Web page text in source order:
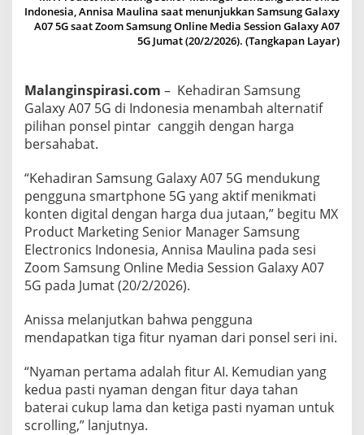
,
S
a
s
u
n
a
l
a
x
y
A
5
P
a
s
Indonesia, Annisa Maulina saat menunjukkan Samsung Galaxy
A07 5G saat Zoom Samsung Online Media Session Galaxy A07
5G Jumat (20/2/2026). (Tangkapan Layar)
Malanginspirasi.com – Kehadiran Samsung
Galaxy A07 5G di Indonesia menambah alternatif
pilihan ponsel pintar canggih dengan harga
bersahabat.
“Kehadiran Samsung Galaxy A07 5G mendukung
pengguna smartphone 5G yang aktif menikmati
konten digital dengan harga dua jutaan,” begitu MX
Product Marketing Senior Manager Samsung
Electronics Indonesia, Annisa Maulina pada sesi
Zoom Samsung Online Media Session Galaxy A07
5G pada Jumat (20/2/2026).
Anissa melanjutkan bahwa pengguna
mendapatkan tiga fitur nyaman dari ponsel seri ini.
“Nyaman pertama adalah fitur AI. Kemudian yang
kedua pasti nyaman dengan fitur daya tahan
baterai cukup lama dan ketiga pasti nyaman untuk
scrolling,” lanjutnya.